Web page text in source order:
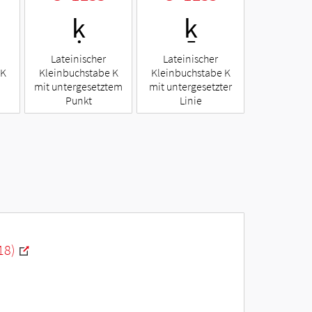
ḳ
Lateinischer
Kleinbuchstabe K
mit untergesetztem
Punkt
ḵ
Lateinischer
Kleinbuchstabe K
mit untergesetzter
Linie